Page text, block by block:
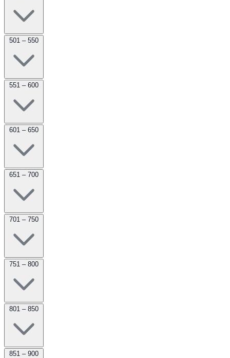
501 – 550
551 – 600
601 – 650
651 – 700
701 – 750
751 – 800
801 – 850
851 – 900